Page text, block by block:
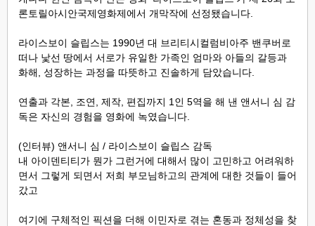
론토릴아시안국제영화제에서 개막작에 선정됐습니다.
라이스보이 슬립스는 1990년 대 브리티시컬럼비아주 밴쿠버로
떠나 낯선 땅에서 서로가 유일한 가족인 엄마와 아들의 갈등과
화해, 성장하는 과정을 따뜻하고 진솔하게 담았습니다.
연출과 각본, 조연, 제작, 편집까지 1인 5역을 해 낸 앤서니 심 감
독은 자신의 경험을 영화에 녹였습니다.
(인터뷰) 앤서니 심 / 라이스보이 슬립스 감독
내 아이덴티티가 뭔가 그런거에 대해서 많이 고민하고 어려워하
면서 그렇게 되면서 저희 부모님하고의 관계에 대한 것들이 들어
갔고
여기에 구체적인 픽션을 더해 이민자로 겪는 혼동과 정체성을 찾